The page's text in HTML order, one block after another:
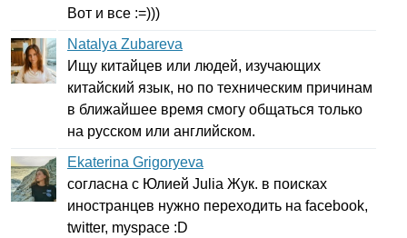
Вот и все :=)))
Natalya Zubareva
Ищу китайцев или людей, изучающих
китайский язык, но по техническим причинам
в ближайшее время смогу общаться только
на русском или английском.
Ekaterina Grigoryeva
согласна с Юлией Julia Жук. в поисках
иностранцев нужно переходить на facebook,
twitter, myspace :D